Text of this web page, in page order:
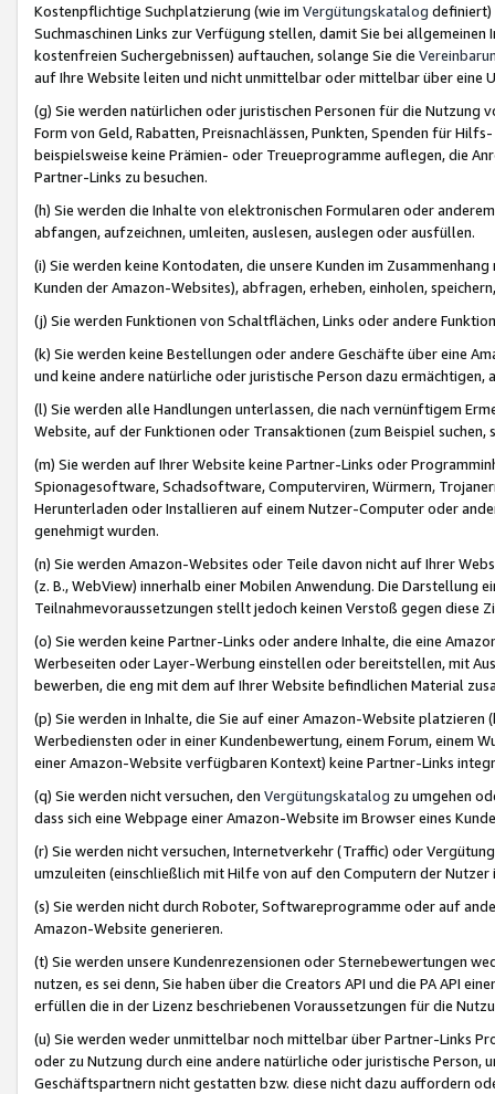
Kostenpflichtige Suchplatzierung (wie im Vergütungskatalog definiert)
Suchmaschinen Links zur Verfügung stellen, damit Sie bei
kostenfreien Suchergebnissen) auftauchen, solange Sie die
auf Ihre Website leiten und nicht unmittelbar oder mittelbar über eine
(g) Sie werden natürlichen oder juristischen Personen für die Nutzung
Form von Geld, Rabatten, Preisnachlässen, Punkten, Spenden für
beispielsweise keine Prämien- oder Treueprogramme auflegen, die
Partner-Links zu besuchen.
(h) Sie werden die Inhalte von elektronischen Formularen oder
abfangen, aufzeichnen, umleiten, auslesen, auslegen oder ausfüllen.
(i) Sie werden keine Kontodaten, die unsere Kunden im
Kunden der Amazon-Websites), abfragen, erheben, einholen,
(j) Sie werden Funktionen von Schaltflächen, Links oder andere
(k) Sie werden keine Bestellungen oder andere Geschäfte über eine
und keine andere natürliche oder juristische Person dazu
(l) Sie werden alle Handlungen unterlassen, die nach vernünftigem
Website, auf der Funktionen oder Transaktionen (zum Beispiel
(m) Sie werden auf Ihrer Website keine Partner-Links oder
Spionagesoftware, Schadsoftware, Computerviren, Würmern,
Herunterladen oder Installieren auf einem Nutzer-Computer oder
genehmigt wurden.
(n) Sie werden Amazon-Websites oder Teile davon nicht auf Ihrer
(z. B., WebView) innerhalb einer Mobilen Anwendung. Die Darstellung
Teilnahmevoraussetzungen stellt jedoch keinen Verstoß gegen diese
(o) Sie werden keine Partner-Links oder andere Inhalte, die eine
Werbeseiten oder Layer-Werbung einstellen oder bereitstellen, mit
bewerben, die eng mit dem auf Ihrer Website befindlichen Material
(p) Sie werden in Inhalte, die Sie auf einer Amazon-Website
Werbediensten oder in einer Kundenbewertung, einem Forum, einem
einer Amazon-Website verfügbaren Kontext) keine Partner-Links
(q) Sie werden nicht versuchen, den Vergütungskatalog zu umgehen
dass sich eine Webpage einer Amazon-Website im Browser eines
(r) Sie werden nicht versuchen, Internetverkehr (Traffic) oder
umzuleiten (einschließlich mit Hilfe von auf den Computern der
(s) Sie werden nicht durch Roboter, Softwareprogramme oder auf
Amazon-Website generieren.
(t) Sie werden unsere Kundenrezensionen oder Sternebewertungen
nutzen, es sei denn, Sie haben über die Creators API und die PA API
erfüllen die in der Lizenz beschriebenen Voraussetzungen für die
(u) Sie werden weder unmittelbar noch mittelbar über Partner-Links
oder zu Nutzung durch eine andere natürliche oder juristische
Geschäftspartnern nicht gestatten bzw. diese nicht dazu auffordern